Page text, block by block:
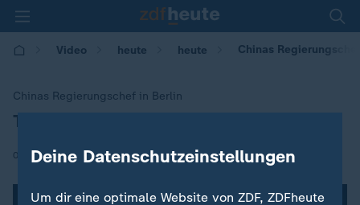
Video heute heute Chinas
Chinas Regierungschef in Berlin
:
Treffen zwischen Li und Merkel
09.07.2018 | 16:07
Deine Datenschutzeinstellungen
Um dir eine optimale Website von ZDF, ZDFheute